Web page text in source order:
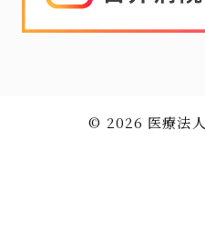
© 2026 医療法